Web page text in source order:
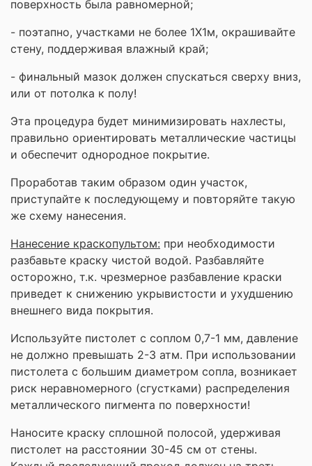
поверхность была равномерной;
- поэтапно, участками не более 1Х1м, окрашивайте
стену, поддерживая влажный край;
- финальный мазок должен спускаться сверху вниз,
или от потолка к полу!
Эта процедура будет минимизировать нахлесты,
правильно ориентировать металлические частицы
и обеспечит однородное покрытие.
Проработав таким образом один участок,
приступайте к последующему и повторяйте такую
же схему нанесения.
Нанесение краскопультом: при необходимости
разбавьте краску чистой водой. Разбавляйте
осторожно, т.к. чрезмерное разбавление краски
приведет к снижению укрывистости и ухудшению
внешнего вида покрытия.
Используйте пистолет с соплом 0,7-1 мм, давление
не должно превышать 2-3 атм. При использовании
пистолета с большим диаметром сопла, возникает
риск неравномерного (сгустками) распределения
металлического пигмента по поверхности!
Наносите краску сплошной полосой, удерживая
пистолет на расстоянии 30-45 см от стены.